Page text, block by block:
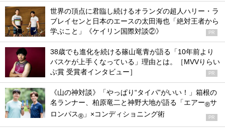
世界の頂点に君臨し続けるオランダの超人ハリー・ラ
ブレイセンと日本のエースの太田海也「絶対王者から
学ぶこと」《ケイリン国際対談②》
PR
38歳でも進化を続ける篠山竜青が語る「10年前より
バスケが上手くなっている」理由とは。［MVVりらい
ぶ賞 受賞者インタビュー］
PR
《山の神対談》「やっぱり“タイパ”がいい！」箱根の
名ランナー、柏原竜二と神野大地が語る「エアー®サ
ロンパス® 」×コンディショニング術 PR